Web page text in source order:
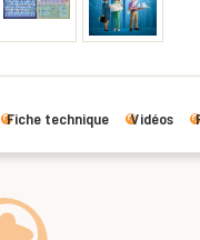
Fiche technique Vidéos